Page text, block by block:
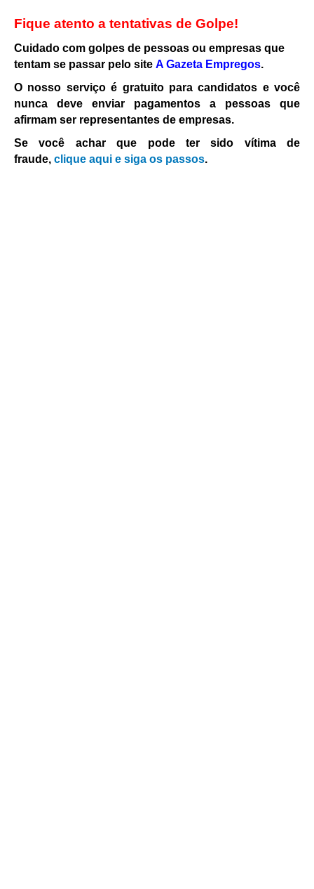
Fique atento a tentativas de Golpe!
Cuidado com golpes de pessoas ou empresas que
tentam se passar pelo site A Gazeta Empregos.
O nosso serviço é gratuito para candidatos e você
nunca deve enviar pagamentos a pessoas que
afirmam ser representantes de empresas.
Se você achar que pode ter sido vítima de
fraude, clique aqui e siga os passos.